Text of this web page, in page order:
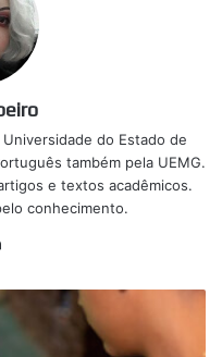
do Estado de
também pela UEMG.
e textos acadêmicos.
conhecimento.